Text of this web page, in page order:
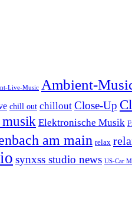
Live-Music Ambient-
chill out chillout Close-Up
Elektronische Musik
am main relax
synxss studio news US-Car